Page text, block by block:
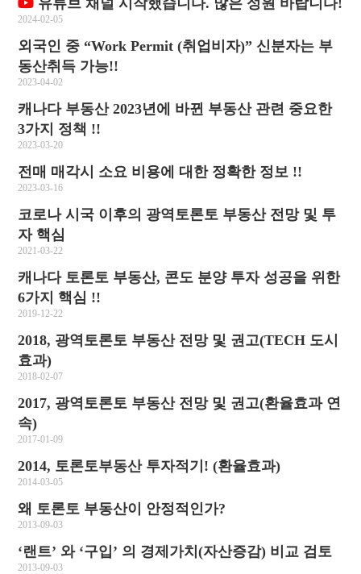
유튜브 채널 시작했습니다. 많은 성원 바랍니다!
2024-02-05
외국인 중 “Work Permit (취업비자)” 신분자는 부
동산취득 가능!!
2023-04-02
캐나다 부동산 2023년에 바뀐 부동산 관련 중요한
3가지 정책 !!
2023-03-20
전매 매각시 소요 비용에 대한 정확한 정보 !!
2023-03-16
코로나 시국 이후의 광역토론토 부동산 전망 및 투
자 핵심
2021-03-22
캐나다 토론토 부동산, 콘도 분양 투자 성공을 위한
6가지 핵심 !!
2019-12-22
2018, 광역토론토 부동산 전망 및 권고(TECH 도시
효과)
2018-02-07
2017, 광역토론토 부동산 전망 및 권고(환율효과 연
속)
2017-01-09
2014, 토론토부동산 투자적기! (환율효과)
2014-03-05
왜 토론토 부동산이 안정적인가?
2013-09-03
‘랜트’ 와 ‘구입’ 의 경제가치(자산증감) 비교 검토
2013-09-03